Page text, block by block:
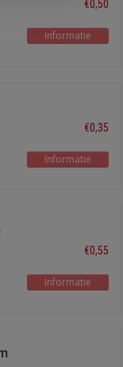
€0,50
Informatie
€0,35
Informatie
€0,55
Informatie